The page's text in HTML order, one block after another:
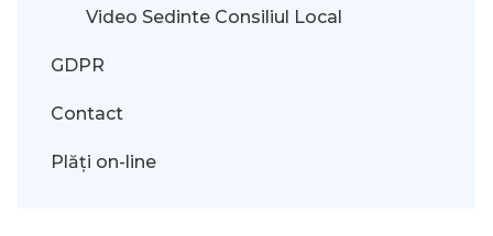
Video Sedinte Consiliul Local
GDPR
Contact
Plăți on-line